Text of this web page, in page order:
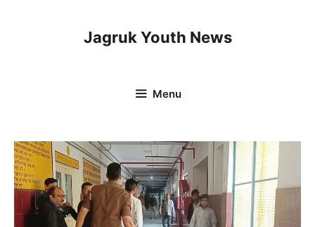
Jagruk Youth News
Menu